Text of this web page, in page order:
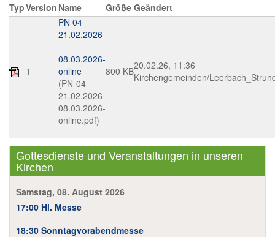
Im Überblick
Kontakt
TypVersion Name Größe Geändert
1
PN 04
21.02.2026
-
08.03.2026-
online
(PN-04-
21.02.2026-
08.03.2026-
online.pdf)
800 KB20.02.26, 11:36
Kirchengemeinden/
Gottesdienste und Veranstaltungen in unseren
Kirchen
Samstag, 08. August 2026
17:00 Hl. Messe
18:30 Sonntagvorabendmesse